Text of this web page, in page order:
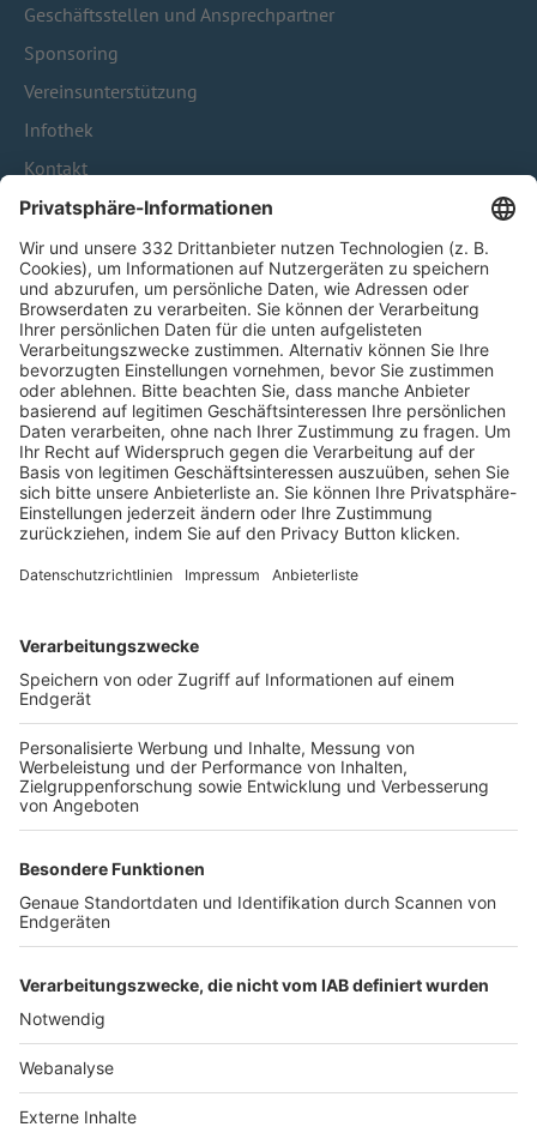
Geschäftsstellen und Ansprechpartner
Sponsoring
Vereinsunterstützung
Infothek
Kontakt
HÄUFIG BESUCHTE SEITEN
Pässe und Vereinswechsel
Trainerausbildung
Schulungsangebot Vereinsmitarbeiter
BFV-Geschäftsstellen
Trainerbörse
Login SpielPlus
FOLGE DEM BFV
TOP-VEREINE
TOP-PARTNER
Nutzungsbedingungen Datenschutz Impressum